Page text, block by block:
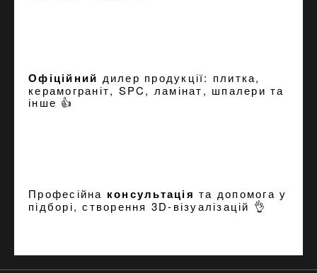
Офіційний дилер продукції: плитка,
керамограніт, SPC, ламінат, шпалери та
інше 👍
Професійна консультація та допомога у
підборі, створення 3D-візуалізацій 👌